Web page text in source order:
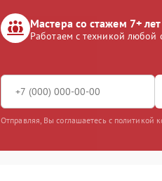
Мастера со стажем 7+ лет
Работаем с техникой любой
Отправляя, Вы соглашаетесь с политикой